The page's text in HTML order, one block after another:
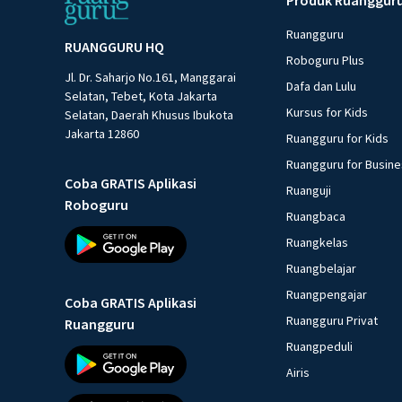
RUANGGURU HQ
Jl. Dr. Saharjo No.161, Manggarai
Selatan, Tebet, Kota Jakarta
Selatan, Daerah Khusus Ibukota
Jakarta 12860
Coba GRATIS Aplikasi
Roboguru
Coba GRATIS Aplikasi
Ruangguru
Ruangguru
Roboguru Plus
Dafa dan Lulu
Kursus for Kids
Ruangguru for Kids
Ruangguru for
Ruanguji
Ruangbaca
Ruangkelas
Ruangbelajar
Ruangpengajar
Ruangguru Privat
Ruangpeduli
Airis